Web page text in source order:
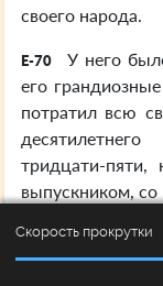
своего народа.
E-70
У него
его
потратил всю
тридцати-пяти,
выпускником,
Даже с самим
него он имел
Скорость прокрутки